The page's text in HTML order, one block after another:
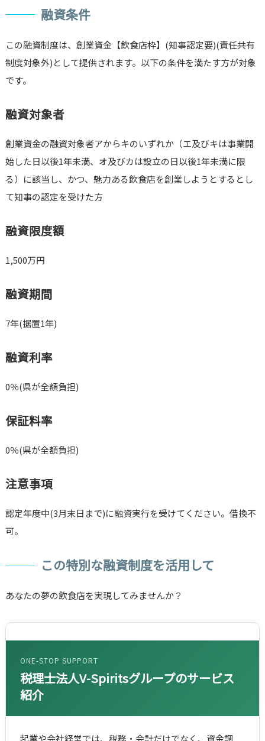
融資条件
この融資制度は、創業資金【飲食店枠】(知事認定要)(責任共有
制度対象外)として提供されます。以下の条件を満たす方が対象
です。
融資対象者
創業資金の融資対象者アからキのいずれか（エ及びキは事業開
始した日以後1年未満、オ及びカは設立の日以後1年未満に限
る）に該当し、かつ、魅力ある飲食店を創業しようとするとし
て知事の認定を受けた方
融資限度額
1,500万円
融資期間
7年(据置1年)
融資利率
0％(県が全額負担)
保証料率
0％(県が全額負担)
注意事項
認定年度中(3月末日まで)に融資実行を受けてください。借換不
可。
この特別な融資制度を活用して
あなたの夢の飲食店を実現してみませんか？
ONE-STOP SUPPORT
税理士法人V-Spiritsグループのサービス
紹介
起業や会社経営では、税務・会計だけでなく、資金調